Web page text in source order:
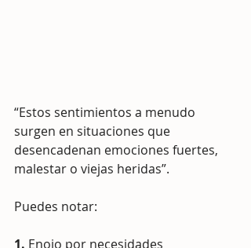
“Estos sentimientos a menudo
surgen en situaciones que
desencadenan emociones fuertes,
malestar o viejas heridas”.
Puedes notar:
1. Enojo por necesidades